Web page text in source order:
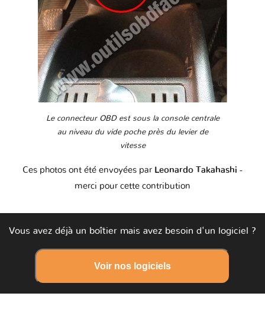
Le connecteur OBD est sous la console centrale
au niveau du vide poche près du levier de
vitesse
Ces photos ont été envoyées par Leonardo Takahashi -
merci pour cette contribution
Vous avez déjà un boîtier mais avez besoin d'un logiciel ?
Voir nos logiciels